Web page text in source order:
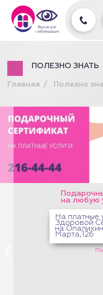
Версия для
слабовидящих
ПОЛЕЗНО ЗНАТЬ
Главная Полезно
на любую
На платные
Здоровой
на
Марта,126